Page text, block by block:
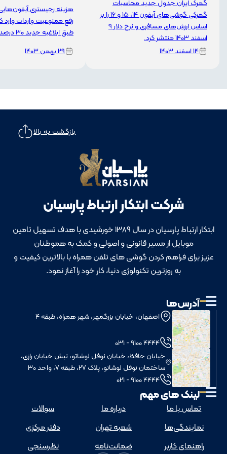
گمرک ایران جدول جدید محاسبات
گمرکی گوشی‌های آیفون 14، 15 و 16 را بر
اساس ارزش‌های مسافری و نرخ دلار 9
اسفند 1403 منتشر کرد.
۱۴ اسفند ۱۴۰۳
هزینه رجیستری
رفع ممنوعیت واردات وارد
طبق ابلاغیه جدید ۳۰ درصد تعیین شد.
۲۹ بهمن ۱۴۰۳
بازگشت به بالا
شرکت ابتکار ارتباط پارسیان
ابتکار ارتباط پارسیان در سال 1389 خورشیدی با هدف تسهیل تامین
موبایل از مسیر قانونی و اصولی و کمک به هموطنان
عزیز برای فراهم کردن گوشی های تلفن همراه با بالاترین کیفیت و
به روزترین تکنولوژی دنیا، کار خود را آغاز نمود.
لینک های مهم
تماس با ما درباره ما
سوالات
نمایندگی‌ها
شعبه تهران
دفتر مرکزی
راهنمای کاربر
ضمانت‌نامه نظرسنجی
آدرس‌ها
اصفهان، خیابان بزرگمهر، شهر همراه، طبقه 4
4444 9100 - 031
خيابان حافظ، خيابان نوفل لوشاتو، نبش خيابان رازی،
ساختمان نوفل لوشاتو، پلاک 27، طبقه 7، واحد 30
4444 9100 - 021